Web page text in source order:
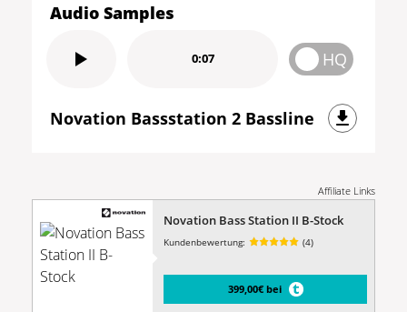
Audio Samples
0:07 HQ
Novation Bassstation 2 Bassline
Affiliate Links
Novation Bass Station II B-Stock
Kundenbewertung: (4)
399,00€ bei